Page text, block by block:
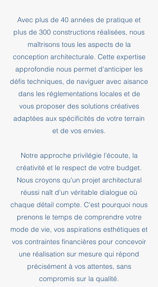
Avec plus de 40 années de pratique et
plus de 300 constructions réalisées, nous
maîtrisons tous les aspects de la
conception architecturale. Cette expertise
approfondie nous permet d'anticiper les
défis techniques, de naviguer avec aisance
dans les réglementations locales et de
vous proposer des solutions créatives
adaptées aux spécificités de votre terrain
et de vos envies.
Notre approche privilégie l'écoute, la
créativité et le respect de votre budget.
Nous croyons qu'un projet architectural
réussi naît d'un véritable dialogue où
chaque détail compte. C'est pourquoi nous
prenons le temps de comprendre votre
mode de vie, vos aspirations esthétiques et
vos contraintes financières pour concevoir
une réalisation sur mesure qui répond
précisément à vos attentes, sans
compromis sur la qualité.